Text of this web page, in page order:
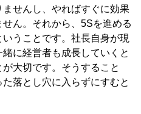
せんし、やればすぐに効果
ん。それから、5Sを進める
うことです。社長自身が現
に経営者も成長していくと
大切です。そうすること
落とし穴に入らずにすむと